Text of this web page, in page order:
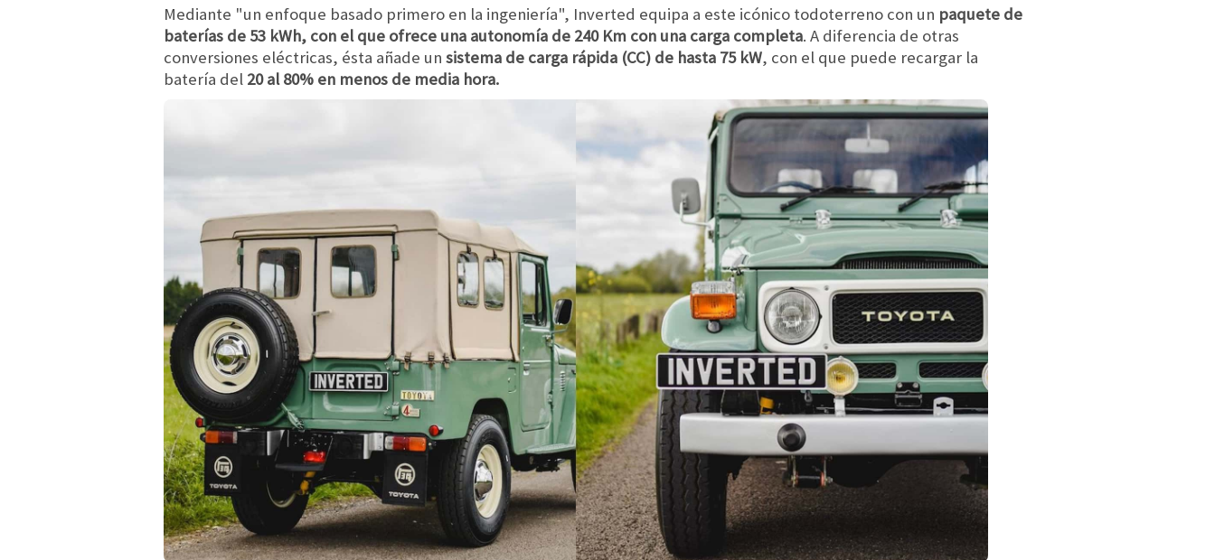
Mediante "un enfoque basado primero en la ingeniería", Inverted equipa a este icónico todoterreno con un paquete de
baterías de 53 kWh, con el que ofrece una autonomía de 240 Km con una carga completa. A diferencia de otras
conversiones eléctricas, ésta añade un sistema de carga rápida (CC) de hasta 75 kW, con el que puede recargar la
batería del 20 al 80% en menos de media hora.